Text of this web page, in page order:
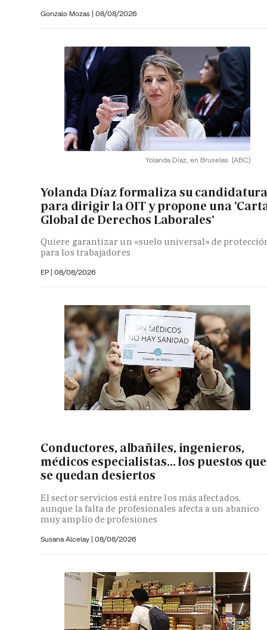
Gonzalo Mozas | 08/08/2026
Yolanda Díaz, en Bruselas. (ABC)
Yolanda Díaz formaliza su
para dirigir la OIT y propone una
Global de Derechos Laborales'
Quiere garantizar un «suelo universal» de
para los trabajadores
EP | 08/08/2026
Conductores, albañiles, ingenieros,
médicos especialistas... los puestos que
se quedan desiertos
El sector servicios está entre los más afectados,
aunque la falta de profesionales afecta a un abanico
muy amplio de profesiones
Susana Alcelay | 08/08/2026